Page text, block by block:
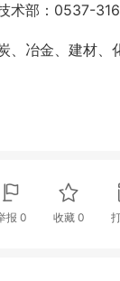
术部： 0537-
、冶金、建材、
报 0 收藏 0